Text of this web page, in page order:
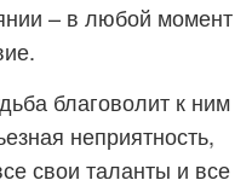
– в любой момент
благоволит к ним
неприятность,
свои таланты и все